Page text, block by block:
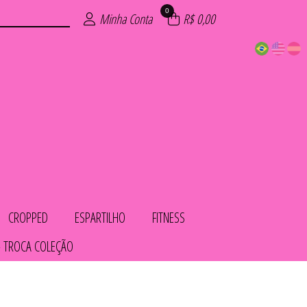
Minha Conta 0 R$ 0,00
CROPPED ESPARTILHO FITNESS
COLEÇÃO